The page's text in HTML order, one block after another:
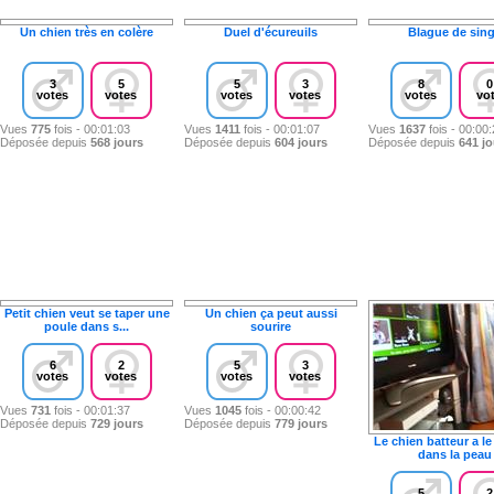
Un chien très en colère
3
votes
5
votes
Vues 775 fois - 00:01:03
Déposée depuis 568 jours
Duel d'écureuils
5
votes
3
votes
Vues 1411 fois - 00:01:07
Déposée depuis 604 jours
Blague de
8
votes
0
Vues 1637 fois -
Déposée depuis 641
Petit chien veut se taper une
poule dans s...
6
votes
2
votes
Vues 731 fois - 00:01:37
Déposée depuis 729 jours
Un chien ça peut aussi
sourire
5
votes
3
votes
Vues 1045 fois - 00:00:42
Déposée depuis 779 jours
Le chien batteur a
dans la peau